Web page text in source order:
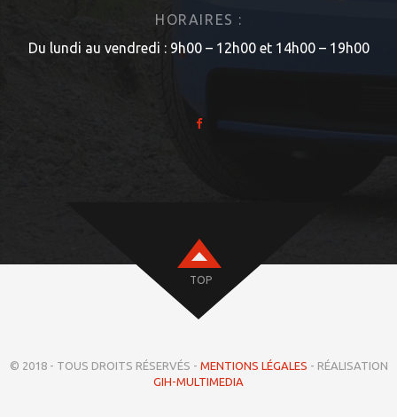
HORAIRES :
Du lundi au vendredi : 9h00 – 12h00 et 14h00 – 19h00
TOP
© 2018 - TOUS DROITS RÉSERVÉS - MENTIONS LÉGALES - RÉALISATION
GIH-MULTIMEDIA